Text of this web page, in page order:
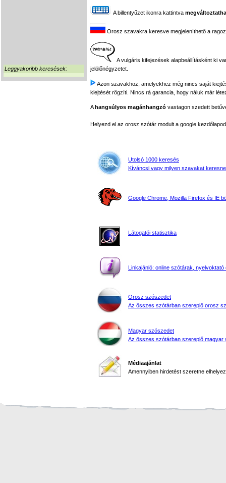
Leggyakoribb keresések:
A billentyűzet ikonra kattintva
Orosz szavakra keresve megjeleníthető a
A vulgáris kifejezések alapbeállításként ki
jelölőnégyzetet.
Azon szavakhoz, amelyekhez még nincs saját
kiejtését rögzíti. Nincs rá garancia, hogy náluk már
Ahangsúlyos magánhangzó vastagon szedett
Helyezd el az orosz szótár modult a google
Utolsó 1000 keresés
Kíváncsi vagy milyen szavakat
Google Chrome, Mozilla Firefox és IE
Látogatói statisztika
Linkajánló: online szótárak, nyelvoktató
Orosz szószedet
Az összes szótárban szereplő orosz
Magyar szószedet
Az összes szótárban szereplő magyar
Médiaajánlat
Amennyiben hirdetést szeretne